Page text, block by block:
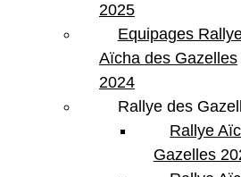
2025
Equipages
Aïcha des Gazelles
2024
Rallye des
Rallye
Gazelles